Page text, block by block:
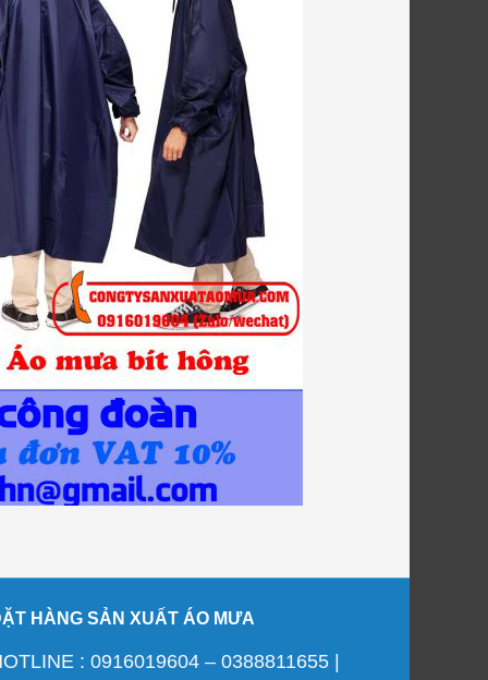
HÀNG SẢN XUẤT ÁO MƯA
: 0916019604 – 0388811655 |